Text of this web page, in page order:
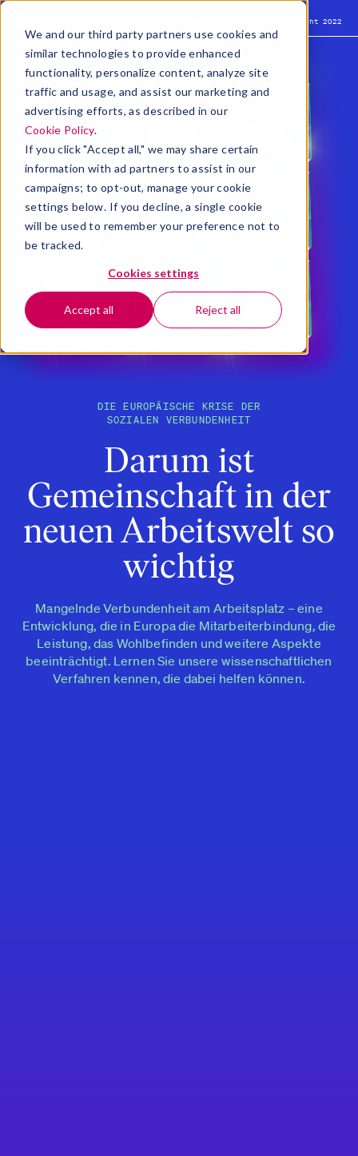
We and our third party partners use cookies and
similar technologies to provide enhanced
functionality, personalize content, analyze site
traffic and usage, and assist our marketing and
advertising efforts, as described in our
Cookie Policy.
If you click "Accept all," we may share certain
information with ad partners to assist in our
campaigns; to opt-out, manage your cookie
settings below. If you decline, a single cookie
will be used to remember your preference not to
be tracked.
Cookies settings
Accept all Reject all
BetterUp-Erkenntnisse – Bericht 2022
DIE EUROPÄISCHE KRISE DER
SOZIALEN VERBUNDENHEIT
Darum ist
Gemeinschaft in der
neuen Arbeitswelt so
wichtig
Mangelnde Verbundenheit am Arbeitsplatz – eine
Entwicklung, die in Europa die Mitarbeiterbindung, die
Leistung, das Wohlbefinden und weitere Aspekte
beeinträchtigt. Lernen Sie unsere wissenschaftlichen
Verfahren kennen, die dabei helfen können.